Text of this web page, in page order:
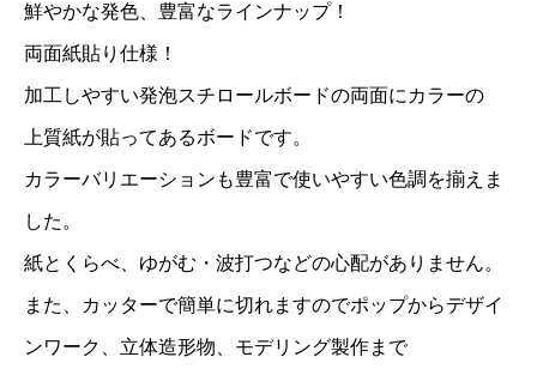
鮮やかな発色、豊富なラインナップ！
両面紙貼り仕様！
加工しやすい発泡スチロールボードの両面にカラーの
上質紙が貼ってあるボードです。
カラーバリエーションも豊富で使いやすい色調を揃えま
した。
紙とくらべ、ゆがむ・波打つなどの心配がありません。
また、カッターで簡単に切れますのでポップからデザイ
ンワーク、立体造形物、モデリング製作まで